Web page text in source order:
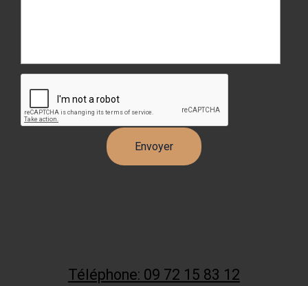
Téléphone: 09 72 15 83 12